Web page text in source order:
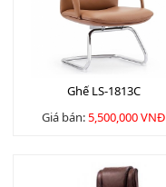
Ghế LS-1813C
Giá bán:5,500,000 VNĐ